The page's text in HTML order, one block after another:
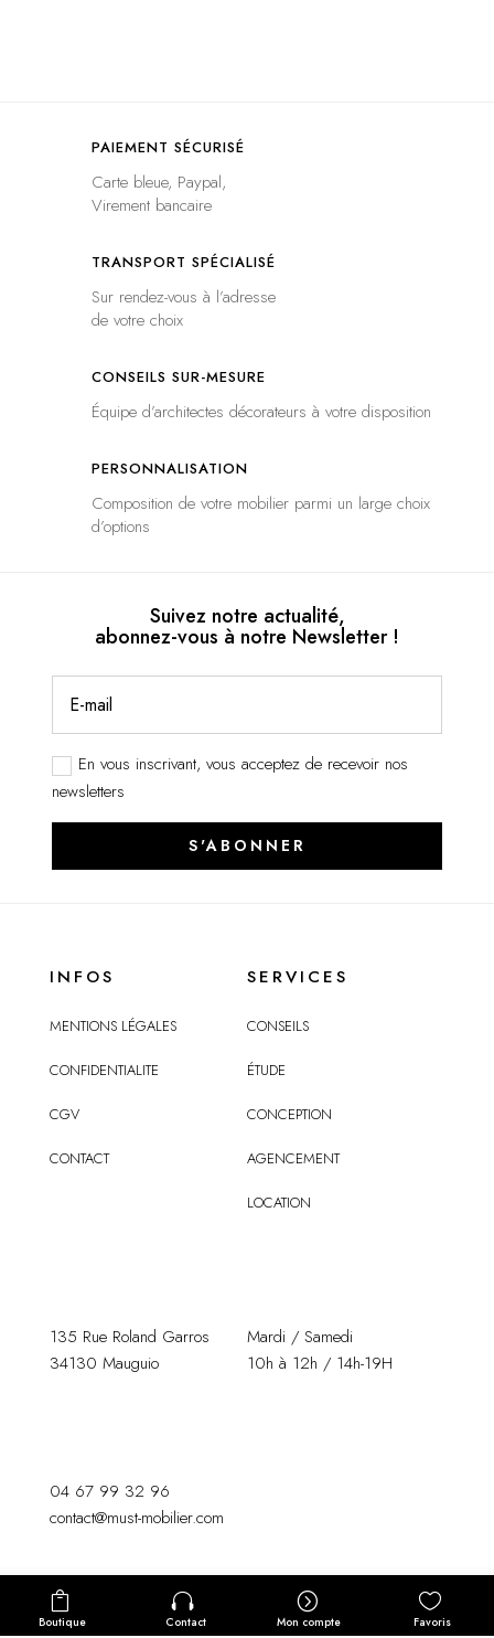
Boutique Contact Mon compte Favoris
PAIEMENT SÉCURISÉ
Carte bleue, Paypal,
Virement bancaire
TRANSPORT SPÉCIALISÉ
Sur rendez-vous à l’adresse
de votre choix
CONSEILS SUR-MESURE
Équipe d’architectes décorateurs à votre disposition
PERSONNALISATION
Composition de votre mobilier parmi un large choix
d’options
Suivez notre actualité,
abonnez-vous à notre Newsletter !
En vous inscrivant, vous acceptez de recevoir nos
newsletters
S'ABONNER
INFOS
MENTIONS LÉGALES
CONFIDENTIALITE
CGV
CONTACT
SERVICES
CONSEILS
ÉTUDE
CONCEPTION
AGENCEMENT
LOCATION
135 Rue Roland Garros
34130 Mauguio
Mardi / Samedi
10h à 12h / 14h-19H
04 67 99 32 96
contact@must-mobilier.com
© Must Mobilier 2023 – Conceptionambe-design.com